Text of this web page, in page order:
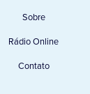
Sobre
Rádio Online
Contato